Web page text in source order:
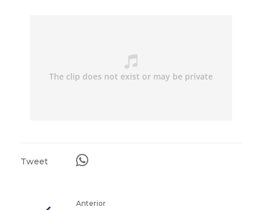
Tweet
Anterior